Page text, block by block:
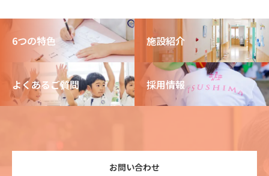
6つの特色 施設紹介
よくあるご質問 採用情報
お問い合わせ